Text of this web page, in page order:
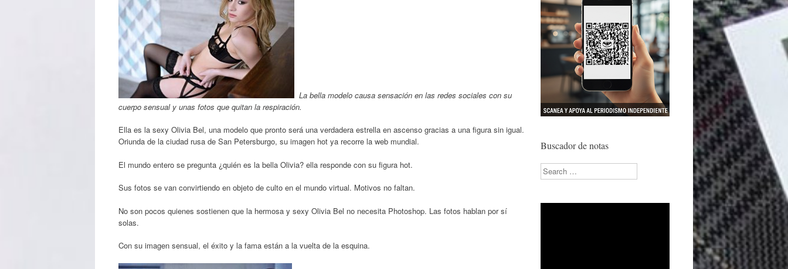
La bella modelo causa sensación en las redes sociales con su
cuerpo sensual y unas fotos que quitan la respiración.
Ella es la sexy Olivia Bel, una modelo que pronto será una verdadera estrella en ascenso gracias a una figura sin igual.
Oriunda de la ciudad rusa de San Petersburgo, su imagen hot ya recorre la web mundial.
El mundo entero se pregunta ¿quién es la bella Olivia? ella responde con su figura hot.
Sus fotos se van convirtiendo en objeto de culto en el mundo virtual. Motivos no faltan.
No son pocos quienes sostienen que la hermosa y sexy Olivia Bel no necesita Photoshop. Las fotos hablan por sí
solas.
Con su imagen sensual, el éxito y la fama están a la vuelta de la esquina.
Buscador de notas
Search